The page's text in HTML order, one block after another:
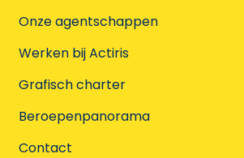
Onze agentschappen
Werken bij Actiris
Grafisch charter
Beroepenpanorama
Contact